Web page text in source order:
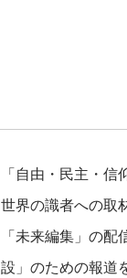
「自由・民主・
世界の識者への取
「未来編集」の
設」のための報道